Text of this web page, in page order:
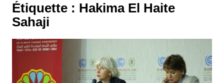
Étiquette : Hakima El Haite
Sahaji